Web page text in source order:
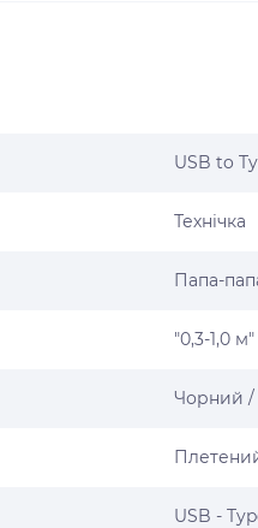
USB to
Технічка
Папа-
"0,3-1,0 м"
Чорний /
USB -